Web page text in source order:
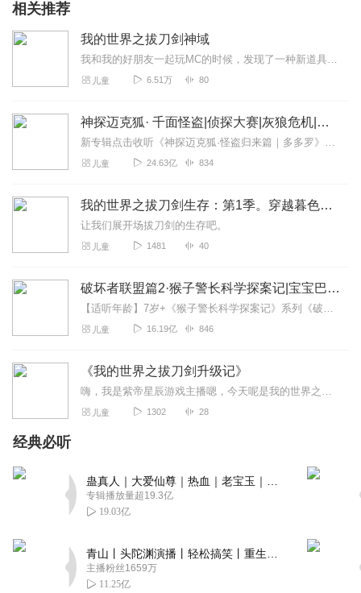
还有什么。你是否会发现我是这样想想的时候
2022-02-27
相关推荐
我的世界之拔刀剑神域
我和我的好朋友一起玩MC的时候，发现了一种新道具。我们正想着怎么制作它，就被一阵旋涡吸入了我的世界。我们将如何在这个世界生存下去？我们将如何锻造拔刀剑？我们会如...
儿童 6.51万 80
神探迈克狐· 千面怪盗|侦探大赛|灰狼危机|多多罗
新专辑点击收听《神探迈克狐·怪盗归来篇｜多多罗》！！！>>>点击进入主播橱窗购买《神探迈克狐》系列图书吧!<<<多多罗故事【点击前往】收听多多罗其他好玩有趣的故...
儿童 24.63亿 834
我的世界之拔刀剑生存：第1季。穿越暮色森林
让我们展开场拔刀剑的生存吧。
儿童 1481 40
破坏者联盟篇2·猴子警长科学探案记|宝宝巴士故事
【适听年龄】7岁+《猴子警长科学探案记》系列《破坏者联盟篇1·猴子警长科学探案记》>>>《破坏者联盟篇2·猴子警长科学探案记》>>>《破坏者联盟篇3·猴子警长科...
儿童 16.19亿 846
《我的世界之拔刀剑升级记》
嗨，我是紫帝星辰游戏主播嗯，今天呢是我的世界之拔刀剑升级记得一个开头。这是一个简介。因为之前的原因，所以以前的专辑就不能录了，然后这个是我给你们录的新专辑，希望...
儿童 1302 28
经典必听
专辑播放量超19.3亿
19.03亿
主播粉丝1659万
11.25亿